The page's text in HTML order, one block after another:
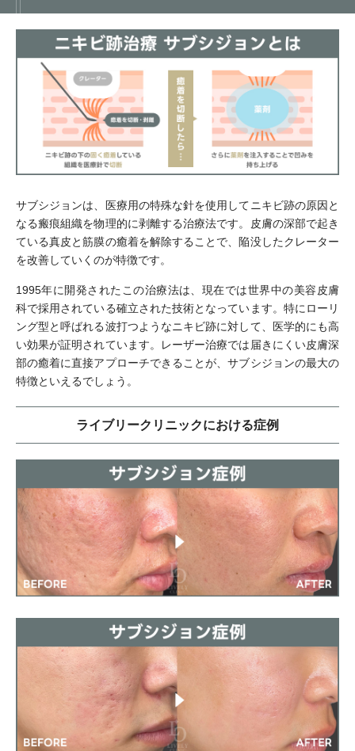
サブシジョンは、医療用の特殊な針を使用してニキビ跡の原因と
なる瘢痕組織を物理的に剥離する治療法です。皮膚の深部で起き
ている真皮と筋膜の癒着を解除することで、陥没したクレーター
を改善していくのが特徴です。
1995年に開発されたこの治療法は、現在では世界中の美容皮膚
科で採用されている確立された技術となっています。特にローリ
ング型と呼ばれる波打つようなニキビ跡に対して、医学的にも高
い効果が証明されています。レーザー治療では届きにくい皮膚深
部の癒着に直接アプローチできることが、サブシジョンの最大の
特徴といえるでしょう。
ライブリークリニックにおける症例